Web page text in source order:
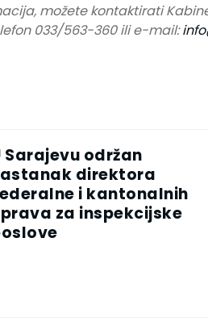
možete kontaktirati
033/563-360 ili e-mail:
Sarajevu održan
direktora
i kantonalnih
za inspekcijske